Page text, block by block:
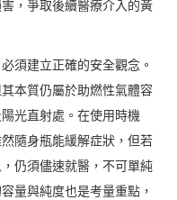
，爭取後續醫療介入的黃
須建立正確的安全觀念。
本質仍屬於助燃性氣體容
光直射處。在使用時機
隨身瓶能緩解症狀，但若
仍須儘速就醫，不可單純
量與純度也是考量重點，